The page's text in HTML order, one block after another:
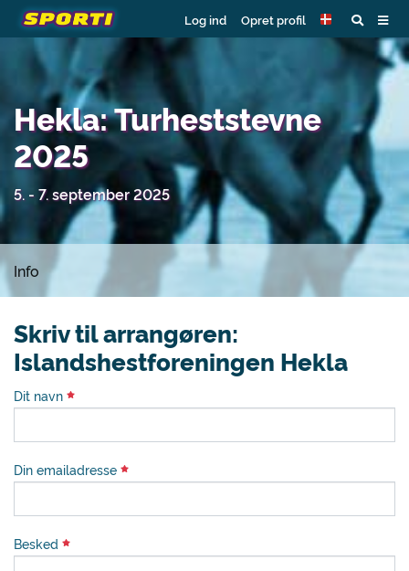
Log ind Opret profil
Hekla: Turheststevne
2025
5. - 7. september 2025
Info
Skriv til arrangøren:
Islandshestforeningen Hekla
Dit navn
Din emailadresse
Besked